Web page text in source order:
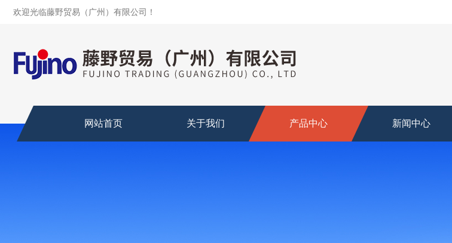
欢迎光临藤野贸易（广州）有限公司！
网站首页 关于我们 产品中心 新闻中心